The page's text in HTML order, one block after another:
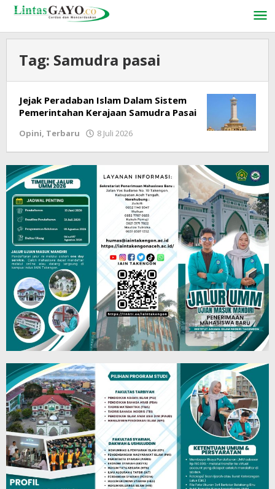
Lewati
konten
Tag: Samudra pasai
Jejak Peradaban Islam Dalam Sistem
Pemerintahan Kerajaan Samudra Pasai
Opini, Terbaru 8 Juli 2026